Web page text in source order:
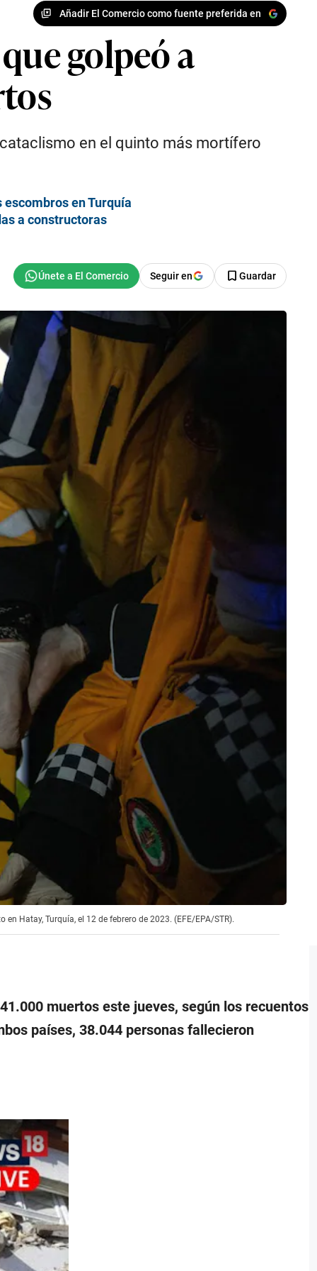
Añadir El Comercio como fuente preferida en
golpeó a
en el quinto más mortífero
escombros en Turquía
a constructoras
Seguir en Guardar
Hatay, Turquía, el 12 de febrero de 2023. (EFE/EPA/STR).
muertos este jueves, según los recuentos
países, 38.044 personas fallecieron